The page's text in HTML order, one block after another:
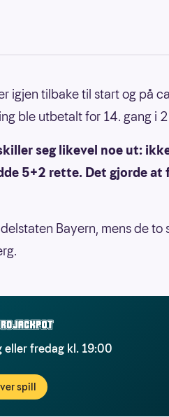
igjen tilbake til start og på
ble utbetalt for 14. gang i
seg likevel noe ut:
5+2 rette. Det gjorde at
Bayern, mens de to
fredag kl. 19:00
spill